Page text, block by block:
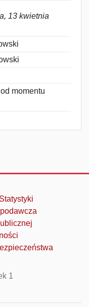
13 kwietnia
momentu
Statystyki
1